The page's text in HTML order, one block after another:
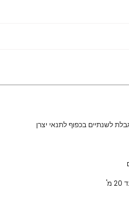
לשנתיים בכפוף לתנאי יצרן